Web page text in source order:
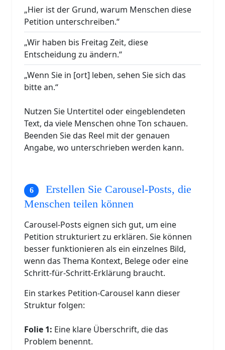
„Hier ist der Grund, warum Menschen diese
Petition unterschreiben.“
„Wir haben bis Freitag Zeit, diese
Entscheidung zu ändern.“
„Wenn Sie in [ort] leben, sehen Sie sich das
bitte an.“
Nutzen Sie Untertitel oder eingeblendeten
Text, da viele Menschen ohne Ton schauen.
Beenden Sie das Reel mit der genauen
Angabe, wo unterschrieben werden kann.
Erstellen Sie Carousel-Posts, die
Menschen teilen können
Carousel-Posts eignen sich gut, um eine
Petition strukturiert zu erklären. Sie können
besser funktionieren als ein einzelnes Bild,
wenn das Thema Kontext, Belege oder eine
Schritt-für-Schritt-Erklärung braucht.
Ein starkes Petition-Carousel kann dieser
Struktur folgen:
Folie 1: Eine klare Überschrift, die das
Problem benennt.